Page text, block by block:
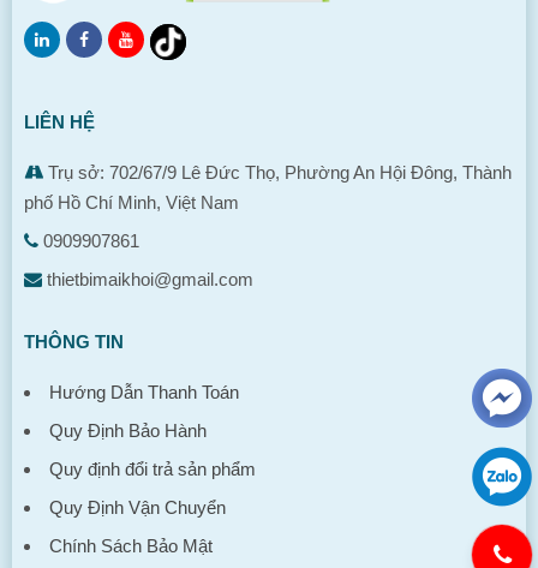
LIÊN HỆ
Trụ sở: 702/67/9 Lê Đức Thọ, Phường An Hội Đông, Thành
phố Hồ Chí Minh, Việt Nam
0909907861
thietbimaikhoi@gmail.com
THÔNG TIN
Hướng Dẫn Thanh Toán
Quy Định Bảo Hành
Quy định đổi trả sản phẩm
Quy Định Vận Chuyển
Chính Sách Bảo Mật